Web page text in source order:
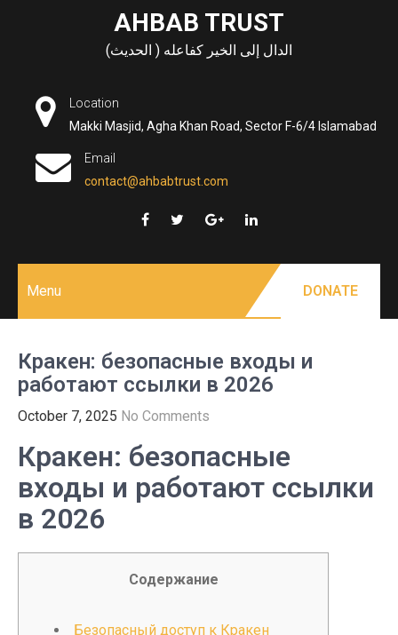
AHBAB TRUST
الدال إلى الخير كفاعله ( الحديث)
Location
Makki Masjid, Agha Khan Road, Sector F-6/4 Islamabad
Email
contact@ahbabtrust.com
Menu DONATE
Кракен: безопасные входы и
работают ссылки в 2026
October 7, 2025 No Comments
Кракен: безопасные
входы и работают ссылки
в 2026
Содержание
Безопасный доступ к Кракен